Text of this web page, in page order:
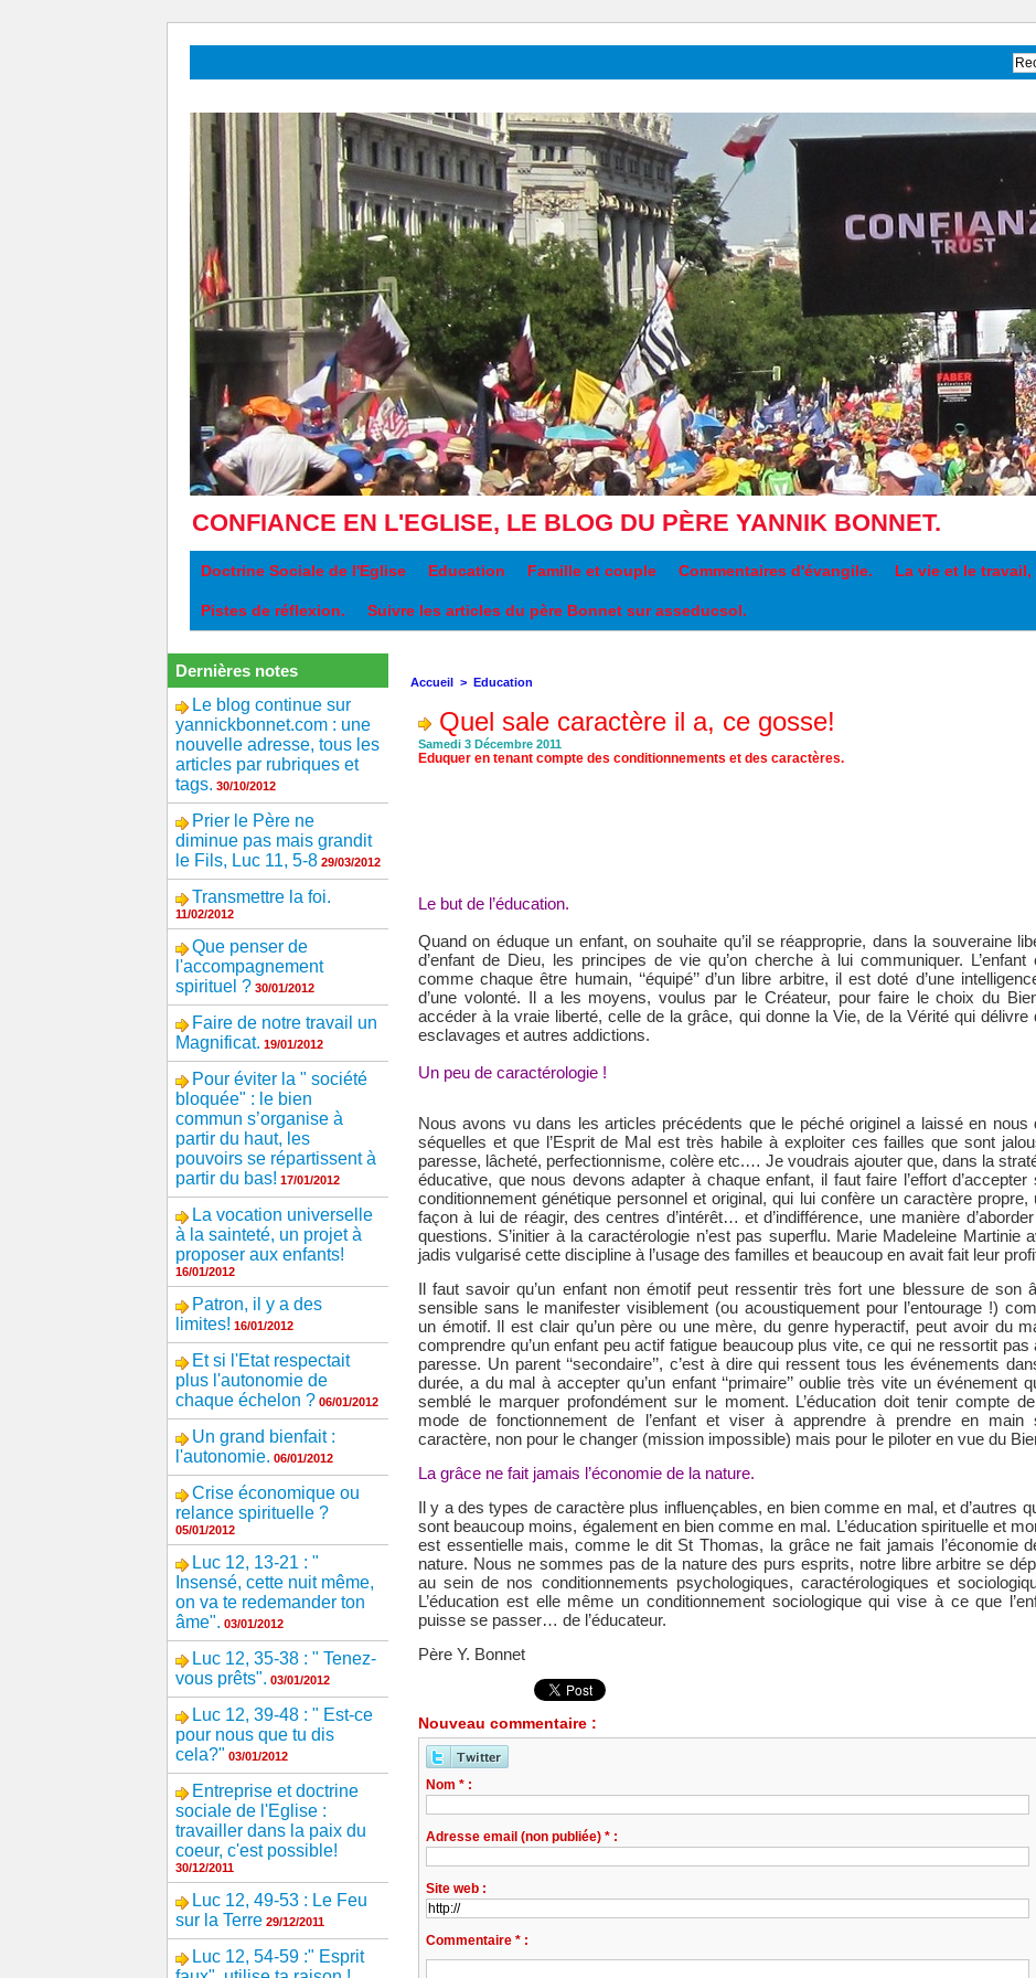
CONFIANCE EN L'EGLISE, LE BLOG DU PÈRE YANNIK BONNET.
Doctrine Sociale de l'Eglise Education Famille et couple Commentaires d'évangile. La vie et le
Pistes de réflexion. Suivre les articles du père Bonnet sur asseducsol.
Dernières notes
Le blog continue sur
yannickbonnet.com : une
nouvelle adresse, tous les
articles par rubriques et
tags. 30/10/2012
Prier le Père ne
diminue pas mais grandit
le Fils, Luc 11, 5-8 29/03/2012
Transmettre la foi.
11/02/2012
Que penser de
l'accompagnement
spirituel ? 30/01/2012
Faire de notre travail un
Magnificat. 19/01/2012
Pour éviter la " société
bloquée" : le bien
commun s’organise à
partir du haut, les
pouvoirs se répartissent à
partir du bas! 17/01/2012
La vocation universelle
à la sainteté, un projet à
proposer aux enfants!
16/01/2012
Patron, il y a des
limites! 16/01/2012
Et si l'Etat respectait
plus l'autonomie de
chaque échelon ? 06/01/2012
Un grand bienfait :
l'autonomie. 06/01/2012
Crise économique ou
relance spirituelle ?
05/01/2012
Luc 12, 13-21 : "
Insensé, cette nuit même,
on va te redemander ton
âme". 03/01/2012
Luc 12, 35-38 : " Tenez-
vous prêts". 03/01/2012
Luc 12, 39-48 : " Est-ce
pour nous que tu dis
cela?" 03/01/2012
Entreprise et doctrine
sociale de l'Eglise :
travailler dans la paix du
coeur, c'est possible!
30/12/2011
Luc 12, 49-53 : Le Feu
sur la Terre 29/12/2011
Luc 12, 54-59 :" Esprit
Accueil > Education
Quel sale caractère il a, ce gosse!
Samedi 3 Décembre 2011
Eduquer en tenant compte des conditionnements et des caractères.
Le but de l’éducation.
Quand on éduque un enfant, on souhaite qu’il se réapproprie, dans la souveraine
d’enfant de Dieu, les principes de vie qu’on cherche à lui communiquer. L’enfant
comme chaque être humain, ‘‘équipé’’ d’un libre arbitre, il est doté d’une
d’une volonté. Il a les moyens, voulus par le Créateur, pour faire le choix du
accéder à la vraie liberté, celle de la grâce, qui donne la Vie, de la Vérité qui délivre
esclavages et autres addictions.
Un peu de caractérologie !
Nous avons vu dans les articles précédents que le péché originel a laissé en nous
séquelles et que l’Esprit de Mal est très habile à exploiter ces failles que sont
paresse, lâcheté, perfectionnisme, colère etc.… Je voudrais ajouter que, dans la
éducative, que nous devons adapter à chaque enfant, il faut faire l’effort d’accepter
conditionnement génétique personnel et original, qui lui confère un caractère propre,
façon à lui de réagir, des centres d’intérêt… et d’indifférence, une manière
questions. S’initier à la caractérologie n’est pas superflu. Marie Madeleine Martinie
jadis vulgarisé cette discipline à l’usage des familles et beaucoup en avait fait leur
Il faut savoir qu’un enfant non émotif peut ressentir très fort une blessure de son
sensible sans le manifester visiblement (ou acoustiquement pour l’entourage !)
un émotif. Il est clair qu’un père ou une mère, du genre hyperactif, peut avoir du
comprendre qu’un enfant peu actif fatigue beaucoup plus vite, ce qui ne ressortit pas
paresse. Un parent ‘‘secondaire’’, c’est à dire qui ressent tous les événements
durée, a du mal à accepter qu’un enfant ‘‘primaire’’ oublie très vite un événement
semblé le marquer profondément sur le moment. L’éducation doit tenir compte
mode de fonctionnement de l’enfant et viser à apprendre à prendre en main
caractère, non pour le changer (mission impossible) mais pour le piloter en vue du
La grâce ne fait jamais l’économie de la nature.
Il y a des types de caractère plus influençables, en bien comme en mal, et d’autres
sont beaucoup moins, également en bien comme en mal. L’éducation spirituelle et
est essentielle mais, comme le dit St Thomas, la grâce ne fait jamais l’économie
nature. Nous ne sommes pas de la nature des purs esprits, notre libre arbitre se
au sein de nos conditionnements psychologiques, caractérologiques et
L’éducation est elle même un conditionnement sociologique qui vise à ce que
puisse se passer… de l’éducateur.
Père Y. Bonnet
Nouveau commentaire :
Nom * :
Adresse email (non publiée) * :
Site web :
Commentaire * :